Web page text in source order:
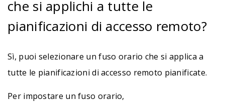
che si applichi a tutte le
pianificazioni di accesso remoto?
Sì, puoi selezionare un fuso orario che si applica a
tutte le pianificazioni di accesso remoto pianificate.
Per impostare un fuso orario,